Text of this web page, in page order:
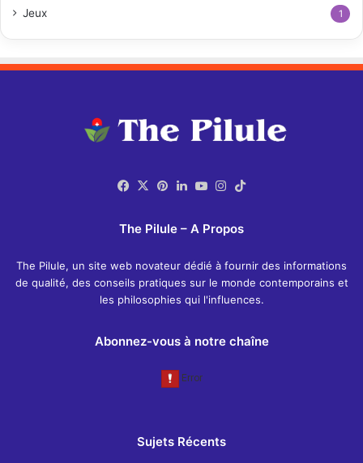
Jeux 1
Facebook
X Pinterest
Linkedin
YouTubeInstagram
The Pilule – A Propos
The Pilule, un site web novateur dédié à fournir des informations
de qualité, des conseils pratiques sur le monde contemporains et
les philosophies qui l'influences.
Abonnez-vous à notre chaîne
Sujets Récents